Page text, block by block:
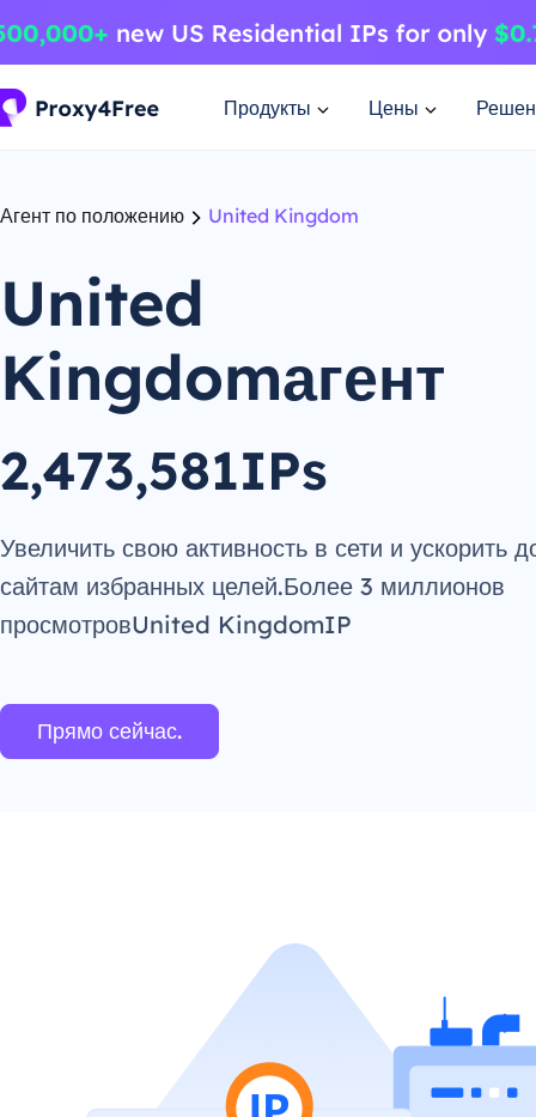
Продукты Цены
Агент по положению United Kingdom
United
Kingdomагент
2,473,581IPs
Увеличить свою активность в сети и ускорить
сайтам избранных целей.Более 3 миллионов
просмотровUnited KingdomIP
Прямо сейчас.